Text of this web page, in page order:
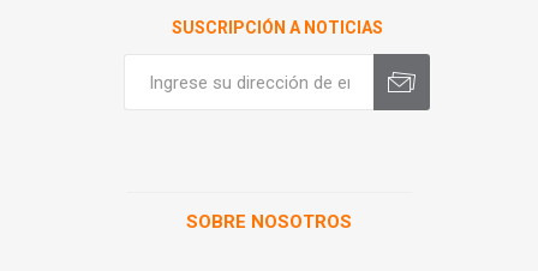
SUSCRIPCIÓN A NOTICIAS
SOBRE NOSOTROS